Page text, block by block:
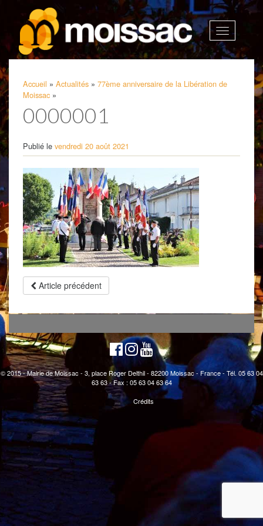
Afficher
la
Accueil » Actualités » 77ème anniversaire de la Libération de
Moissac »
0000001
Publié le vendredi 20 août 2021
Article précédent
© 2015 - Mairie de Moissac - 3, place Roger Delthil - 82200 Moissac - France - Tél. 05 63 04
63 63 - Fax : 05 63 04 63 64
Crédits